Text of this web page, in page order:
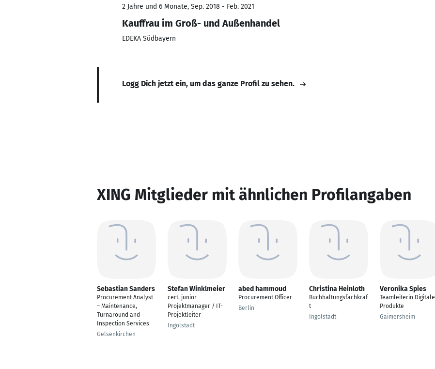
2 Jahre und 6 Monate, Sep. 2018 - Feb. 2021
Kauffrau im Groß- und Außenhandel
EDEKA Südbayern
Logg Dich jetzt ein, um das ganze Profil zu sehen.
XING Mitglieder mit ähnlichen Profilangaben
Sebastian Sanders
Procurement Analyst
– Maintenance,
Turnaround and
Inspection Services
Gelsenkirchen
Stefan Winklmeier
cert. junior
Projektmanager / IT-
Projektleiter
Ingolstadt
abed hammoud
Procurement Officer
Berlin
Christina Heinloth
Buchhaltungsfachkraf
t
Ingolstadt
Veronika Spies
Teamleiterin Digitale
Produkte
Gaimersheim